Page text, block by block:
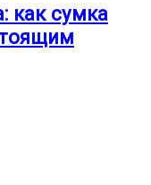
как сумка